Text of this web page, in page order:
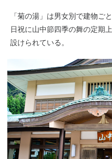
「菊の湯」は男女別で建物ご
日祝に山中節四季の舞の定期
設けられている。